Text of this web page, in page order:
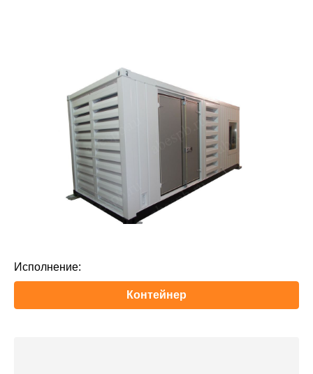
Исполнение:
Контейнер